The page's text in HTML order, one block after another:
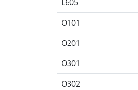
L605
O101
O201
O301
O302